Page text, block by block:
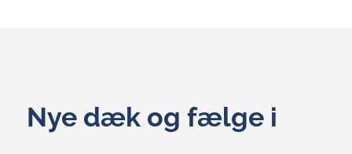
Nye dæk og fælge i